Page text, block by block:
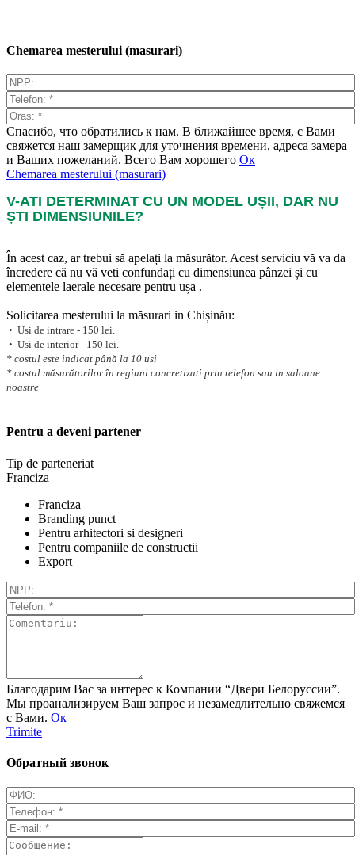
Chemarea mesterului (masurari)
Спасибо, что обратились к нам. В ближайшее время, с Вами
свяжется наш замерщик для уточнения времени, адреса замера
и Ваших пожеланий. Всего Вам хорошего Ок
Chemarea mesterului (masurari)
V-ATI DETERMINAT CU UN MODEL UȘII, DAR NU
ȘTI DIMENSIUNILE?
În acest caz, ar trebui să apelați la măsurător. Acest serviciu vă va da
încredere că nu vă veti confundați cu dimensiunea pânzei și cu
elementele laerale necesare pentru ușa .
Solicitarea mesterului la măsurari in Chișinău:
• Usi de intrare - 150 lei.
• Usi de interior - 150 lei.
* costul este indicat până la 10 usi
* costul măsurătorilor în regiuni concretizati prin telefon sau in saloane
noastre
Pentru a deveni partener
Tip de parteneriat
Franciza
Franciza
Branding punct
Pentru arhitectori si designeri
Pentru companiile de constructii
Export
Благодарим Вас за интерес к Компании “Двери Белоруссии”.
Мы проанализируем Ваш запрос и незамедлительно свяжемся
с Вами. Ок
Trimite
Обратный звонок